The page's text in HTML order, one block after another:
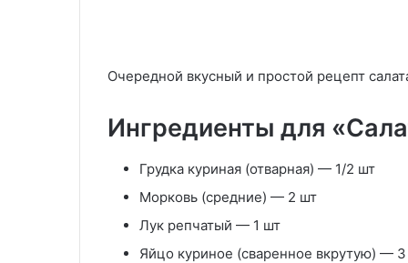
Очередной вкусный и простой рецепт
Ингредиенты для
Грудка куриная (отварная) — 1/2 шт
Морковь (средние) — 2 шт
Лук репчатый — 1 шт
Яйцо куриное (сваренное вкрутую) —
теста